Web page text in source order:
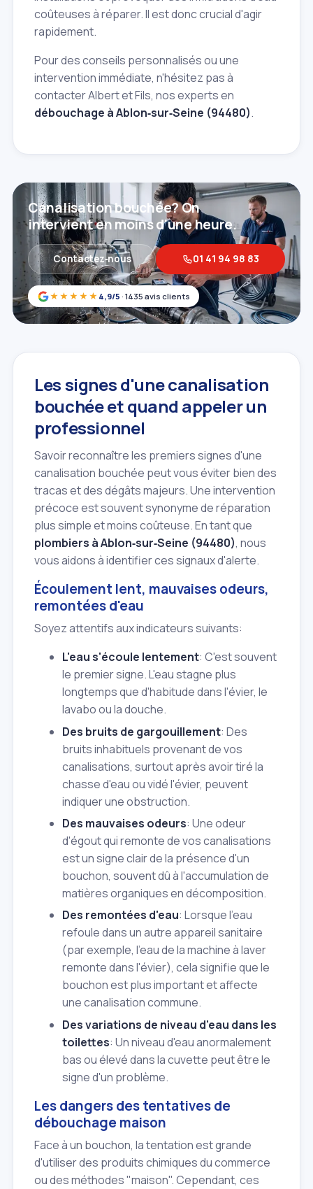
coûteuses à réparer. Il est donc crucial d'agir
rapidement.
Pour des conseils personnalisés ou une
intervention immédiate, n'hésitez pas à
contacter Albert et Fils, nos experts en
débouchage à Ablon‑sur‑Seine (94480).
★★★★★ 4,9/5 · 1435 avis clients
Canalisation bouchée? On
intervient en moins d'une heure.
Contactez‑nous 01 41 94 98 83
Les signes d'une canalisation
bouchée et quand appeler un
professionnel
Savoir reconnaître les premiers signes d'une
canalisation bouchée peut vous éviter bien des
tracas et des dégâts majeurs. Une intervention
précoce est souvent synonyme de réparation
plus simple et moins coûteuse. En tant que
plombiers à Ablon‑sur‑Seine (94480), nous
vous aidons à identifier ces signaux d'alerte.
Écoulement lent, mauvaises odeurs,
remontées d'eau
Soyez attentifs aux indicateurs suivants:
L'eau s'écoule lentement: C'est souvent
le premier signe. L'eau stagne plus
longtemps que d'habitude dans l'évier, le
lavabo ou la douche.
Des bruits de gargouillement: Des
bruits inhabituels provenant de vos
canalisations, surtout après avoir tiré la
chasse d'eau ou vidé l'évier, peuvent
indiquer une obstruction.
Des mauvaises odeurs: Une odeur
d'égout qui remonte de vos canalisations
est un signe clair de la présence d'un
bouchon, souvent dû à l'accumulation de
matières organiques en décomposition.
Des remontées d'eau: Lorsque l'eau
refoule dans un autre appareil sanitaire
(par exemple, l'eau de la machine à laver
remonte dans l'évier), cela signifie que le
bouchon est plus important et affecte
une canalisation commune.
Des variations de niveau d'eau dans les
toilettes: Un niveau d'eau anormalement
bas ou élevé dans la cuvette peut être le
signe d'un problème.
Les dangers des tentatives de
débouchage maison
Face à un bouchon, la tentation est grande
d'utiliser des produits chimiques du commerce
ou des méthodes "maison". Cependant, ces